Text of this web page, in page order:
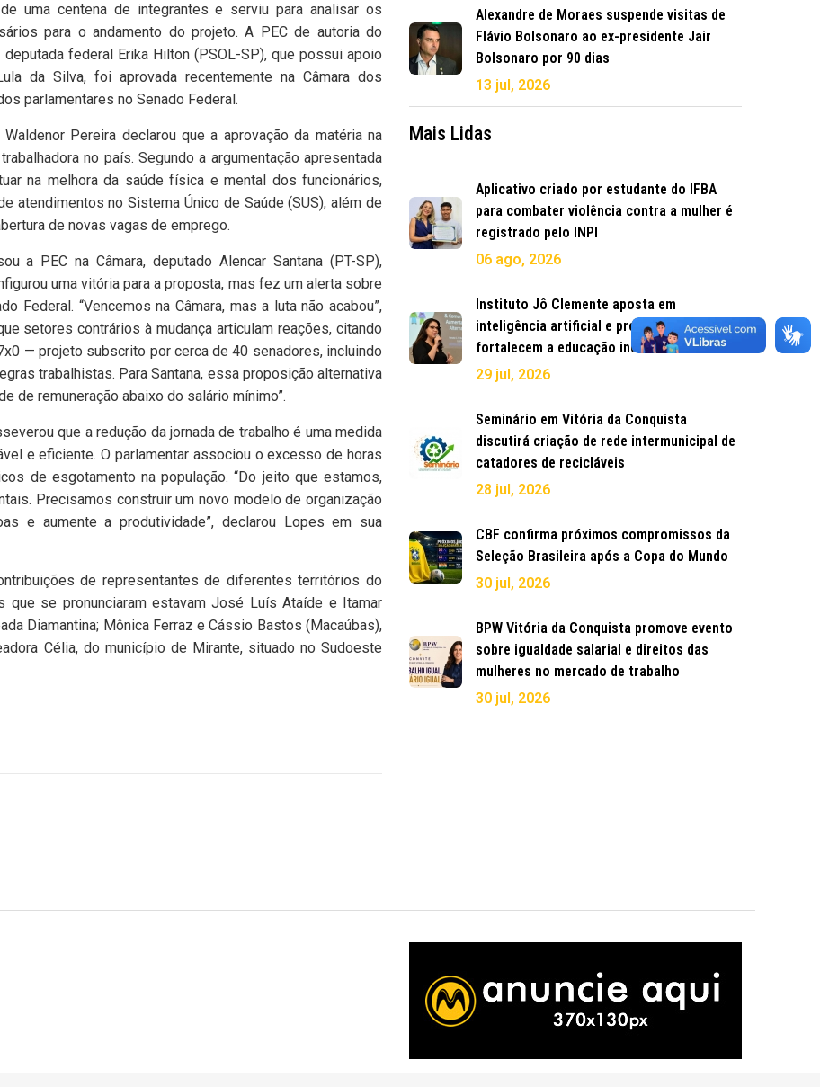
uma centena de integrantes e serviu para analisar os
para o andamento do projeto. A PEC de autoria do
federal Erika Hilton (PSOL-SP), que possui apoio
da Silva, foi aprovada recentemente na Câmara dos
parlamentares no Senado Federal.
Pereira declarou que a aprovação da matéria na
no país. Segundo a argumentação apresentada
na melhora da saúde física e mental dos funcionários,
atendimentos no Sistema Único de Saúde (SUS), além de
de novas vagas de emprego.
a PEC na Câmara, deputado Alencar Santana (PT-SP),
uma vitória para a proposta, mas fez um alerta sobre
Federal. “Vencemos na Câmara, mas a luta não acabou”,
setores contrários à mudança articulam reações, citando
— projeto subscrito por cerca de 40 senadores, incluindo
trabalhistas. Para Santana, essa proposição alternativa
de remuneração abaixo do salário mínimo”.
que a redução da jornada de trabalho é uma medida
e eficiente. O parlamentar associou o excesso de horas
de esgotamento na população. “Do jeito que estamos,
Precisamos construir um novo modelo de organização
e aumente a produtividade”, declarou Lopes em sua
de representantes de diferentes territórios do
que se pronunciaram estavam José Luís Ataíde e Itamar
Diamantina; Mônica Ferraz e Cássio Bastos (Macaúbas),
Célia, do município de Mirante, situado no Sudoeste
Alexandre de Moraes suspende visitas de
Flávio Bolsonaro ao ex-presidente Jair
Bolsonaro por 90 dias
13 jul, 2026
Mais Lidas
Aplicativo criado por estudante do IFBA
para combater violência contra a mulher é
registrado pelo INPI
06 ago, 2026
Instituto Jô Clemente aposta em
inteligência artificial e premia projetos que
fortalecem a educação inclusiva
29 jul, 2026
Seminário em Vitória da Conquista
discutirá criação de rede intermunicipal de
catadores de recicláveis
28 jul, 2026
CBF confirma próximos compromissos da
Seleção Brasileira após a Copa do Mundo
30 jul, 2026
BPW Vitória da Conquista promove evento
sobre igualdade salarial e direitos das
mulheres no mercado de trabalho
30 jul, 2026